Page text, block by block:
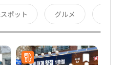
ポット グルメ